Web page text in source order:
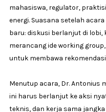
mahasiswa, regulator,
energi. Suasana setelah
baru: diskusi berlanjut di
merancang ide working
untuk membawa
Menutup acara, Dr. Antonius
ini harus berlanjut ke aksi
teknis, dan kerja sama